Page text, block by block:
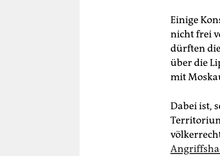
Einige
nicht frei
dürften
über die
mit
Dabei ist,